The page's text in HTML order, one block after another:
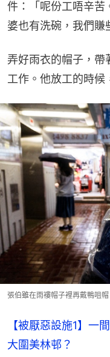
件：「呢份工唔辛苦
婆也有洗碗，我們賺
弄好雨衣的帽子，帶
工作。他放工的時候
張伯雖在雨褸帽子裡再戴鴨咀
【被厭惡設施1】
大圍美林邨？